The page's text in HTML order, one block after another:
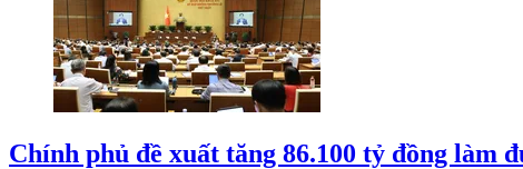
Chính phủ đề xuất tăng 86.100 tỷ đồng làm